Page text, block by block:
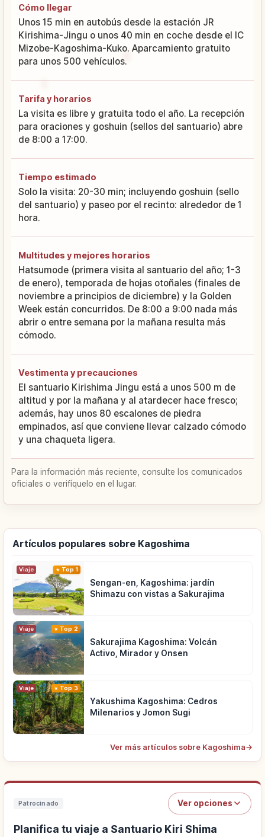
Cómo llegar
Unos 15 min en autobús desde la estación JR
Kirishima-Jingu o unos 40 min en coche desde el IC
Mizobe-Kagoshima-Kuko. Aparcamiento gratuito
para unos 500 vehículos.
Tarifa y horarios
La visita es libre y gratuita todo el año. La recepción
para oraciones y goshuin (sellos del santuario) abre
de 8:00 a 17:00.
Tiempo estimado
Solo la visita: 20-30 min; incluyendo goshuin (sello
del santuario) y paseo por el recinto: alrededor de 1
hora.
Multitudes y mejores horarios
Hatsumode (primera visita al santuario del año; 1-3
de enero), temporada de hojas otoñales (finales de
noviembre a principios de diciembre) y la Golden
Week están concurridos. De 8:00 a 9:00 nada más
abrir o entre semana por la mañana resulta más
cómodo.
Vestimenta y precauciones
El santuario Kirishima Jingu está a unos 500 m de
altitud y por la mañana y al atardecer hace fresco;
además, hay unos 80 escalones de piedra
empinados, así que conviene llevar calzado cómodo
y una chaqueta ligera.
Para la información más reciente, consulte los comunicados
oficiales o verifíquelo en el lugar.
Artículos populares sobre Kagoshima
Viaje Top 1
Sengan-en, Kagoshima: jardín
Shimazu con vistas a Sakurajima
Viaje Top 2
Sakurajima Kagoshima: Volcán
Activo, Mirador y Onsen
Viaje Top 3
Yakushima Kagoshima: Cedros
Milenarios y Jomon Sugi
Ver más artículos sobre Kagoshima→
Patrocinado Ver opciones
Planifica tu viaje a Santuario Kiri Shima